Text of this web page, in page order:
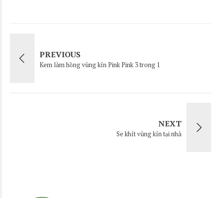
PREVIOUS
Kem làm hồng vùng kín Pink Pink 3 trong 1
NEXT
Se khít vùng kín tại nhà